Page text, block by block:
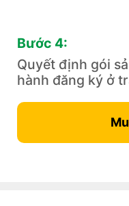
Bước 4:
Quyết định gói
hành đăng ký ở